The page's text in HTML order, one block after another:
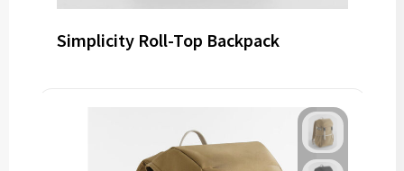
Simplicity Roll-Top Backpack